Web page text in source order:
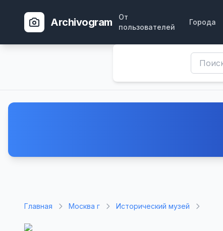
Archivogram
От
пользователей
Города
Главная Москва г Исторический музей